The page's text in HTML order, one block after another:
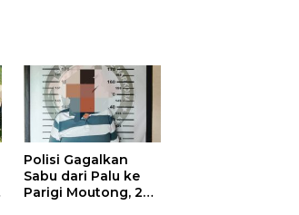
Polisi Gagalkan
Sabu dari Palu ke
Parigi Moutong, 2